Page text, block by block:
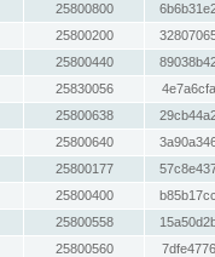
25800800
25800200
25800440
25830056
25800638
25800640
25800177
25800400
25800558
25800560